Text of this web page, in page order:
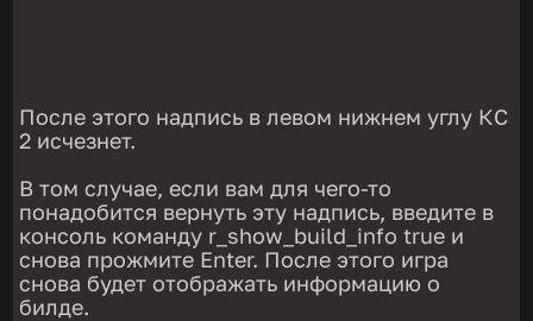
После этого надпись в левом нижнем углу КС
2 исчезнет.
В том случае, если вам для чего-то
понадобится вернуть эту надпись, введите в
консоль команду r_show_build_info true и
снова прожмите Enter. После этого игра
снова будет отображать информацию о
билде.